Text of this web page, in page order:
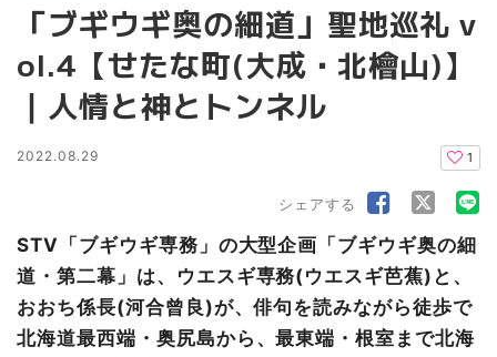
「ブギウギ奥の細道」聖地巡礼 v
ol.4【せたな町(大成・北檜山)】
｜人情と神とトンネル
2022.08.29 1
シェアする
STV「ブギウギ専務」の大型企画「ブギウギ奥の細
道・第二幕」は、ウエスギ専務(ウエスギ芭蕉)と、
おおち係長(河合曾良)が、俳句を読みながら徒歩で
北海道最西端・奥尻島から、最東端・根室まで北海